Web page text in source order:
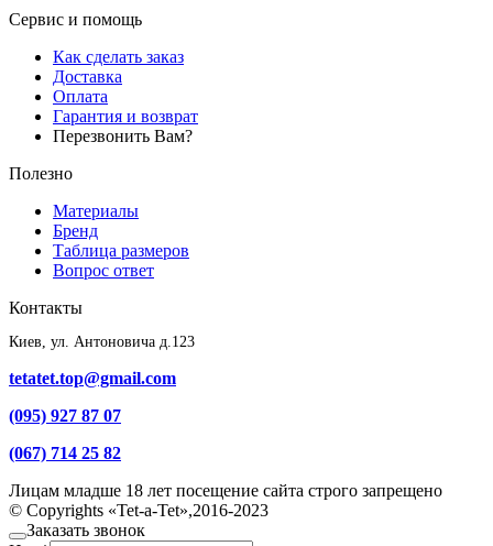
Сервис и помощь
Как сделать заказ
Доставка
Оплата
Гарантия и возврат
Перезвонить Вам?
Полезно
Материалы
Бренд
Таблица размеров
Вопрос ответ
Контакты
Киев, ул. Антоновича д.123
tetatet.top@gmail.com
(095) 927 87 07
(067) 714 25 82
Лицам младше 18 лет посещение сайта строго запрещено
© Copyrights «Tet-a-Tet»,2016-2023
Заказать звонок